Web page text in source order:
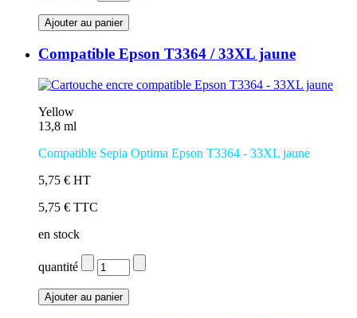
Compatible Epson T3364 / 33XL jaune
Yellow
13,8 ml
Compatible Sepia Optima Epson T3364 - 33XL jaune
5,75 € HT
5,75 € TTC
en stock
quantité